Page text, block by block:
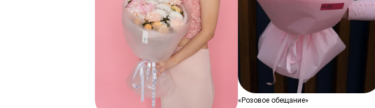
«Розовое обещание»